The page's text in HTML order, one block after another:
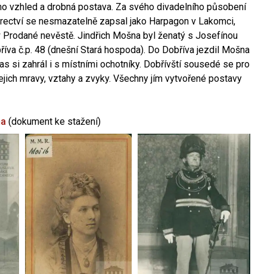
vzhled a drobná postava. Za svého divadelního působení
se nesmazatelně zapsal jako Harpagon v Lakomci,
nevěstě. Jindřich Mošna byl ženatý s Josefínou
č.p. 48 (dnešní Stará hospoda). Do Dobříva jezdil Mošna
si zahrál i s místními ochotníky. Dobřívští sousedé se pro
mravy, vztahy a zvyky. Všechny jím vytvořené postavy
(dokument ke stažení)